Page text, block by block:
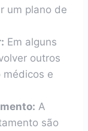
um plano de
Em alguns
outros
médicos e
A
são